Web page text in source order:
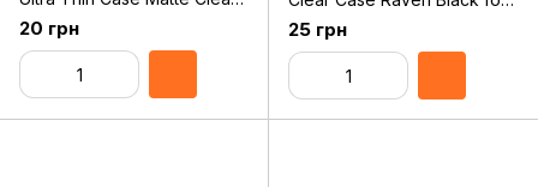
for iPhone 11 (99MO111932)
20 грн
iPhone 11 Pro Max
(99MO103038)
25 грн